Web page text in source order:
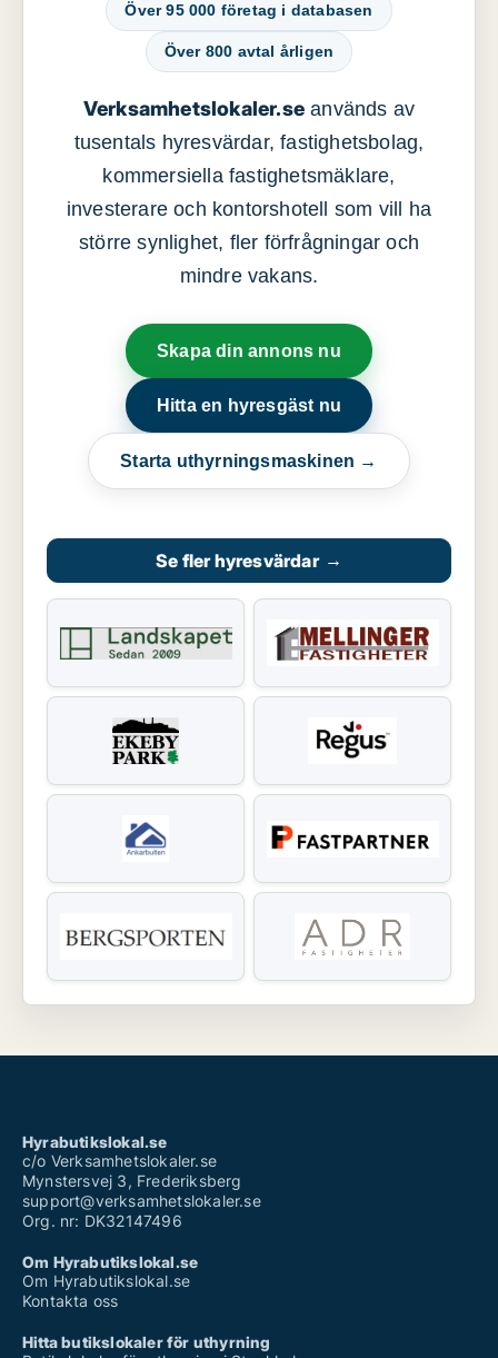
Över 95 000 företag i databasen
Över 800 avtal årligen
Verksamhetslokaler.se används av
tusentals hyresvärdar, fastighetsbolag,
kommersiella fastighetsmäklare,
investerare och kontorshotell som vill ha
större synlighet, fler förfrågningar och
mindre vakans.
Skapa din annons nu
Hitta en hyresgäst nu
Starta uthyrningsmaskinen →
Se fler hyresvärdar →
Hyrabutikslokal.se
c/o Verksamhetslokaler.se
Mynstersvej 3, Frederiksberg
support@verksamhetslokaler.se
Org. nr: DK32147496
Om Hyrabutikslokal.se
Om Hyrabutikslokal.se
Kontakta oss
Hitta butikslokaler för uthyrning